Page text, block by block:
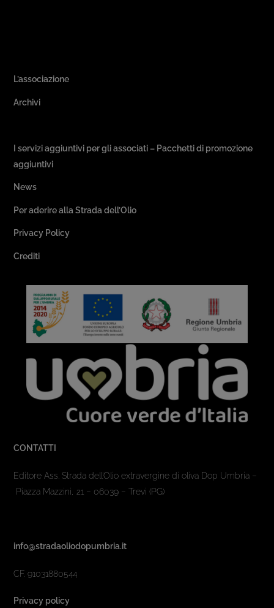
L’associazione
Archivi
I servizi aggiuntivi per gli associati – Pacchetti di promozione
aggiuntivi
News
Per aderire alla Strada dell’Olio
Privacy Policy
Crediti
CONTATTI
Editore Ass. Strada dell’Olio extravergine di oliva Dop Umbria –
Piazza Mazzini, 21 – 06039 – Trevi (PG)
info@stradaoliodopumbria.it
CF. 91031880544
Privacy policy